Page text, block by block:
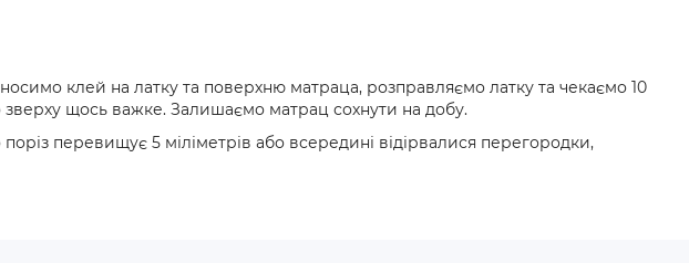
клей на латку та поверхню матраца, розправляємо латку та чекаємо 10
щось важке. Залишаємо матрац сохнути на добу.
перевищує 5 міліметрів або всередині відірвалися перегородки,